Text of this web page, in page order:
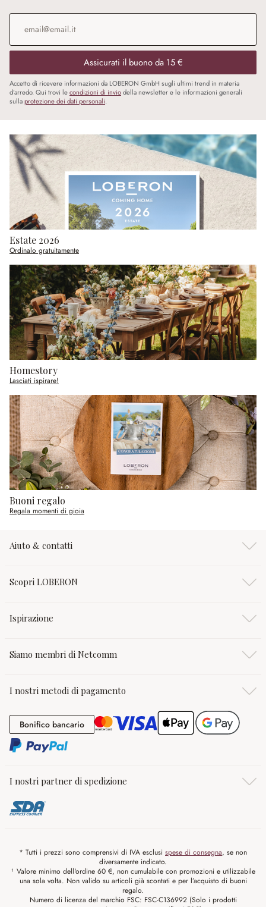
Indirizzo e-mail
Assicurati il buono da 15 €
Accetto di ricevere informazioni da LOBERON GmbH sugli ultimi trend in materia
d’arredo. Qui trovi lecondizioni di inviodella newsletter e le informazioni generali
sullaprotezione dei dati personali.
Estate 2026
Ordinalo gratuitamente
Homestory
Lasciati ispirare!
Buoni regalo
Regala momenti di gioia
Aiuto & contatti
Scopri LOBERON
Ispirazione
Siamo membri di Netcomm
I nostri metodi di pagamento
Bonifico bancarioBonifico bancario
I nostri partner di spedizione
* Tutti i prezzi sono comprensivi di IVA esclusi spese di consegna, se non
diversamente indicato.
¹ Valore minimo dell'ordine 60 €, non cumulabile con promozioni e utilizzabile
una sola volta. Non valido su articoli già scontati e per l’acquisto di buoni
regalo.
Numero di licenza del marchio FSC: FSC-C136992 (Solo i prodotti